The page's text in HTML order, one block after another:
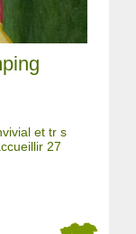
et tr s
27